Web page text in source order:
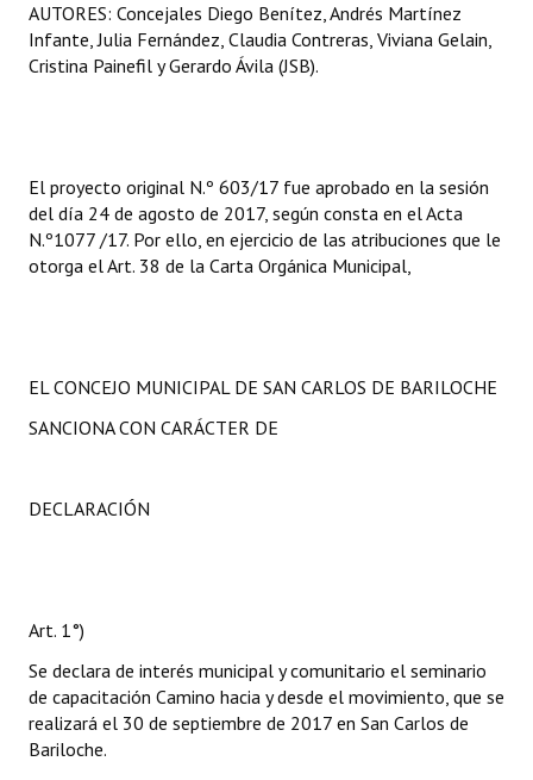
AUTORES: Concejales Diego Benítez, Andrés Martínez
Infante, Julia Fernández, Claudia Contreras, Viviana Gelain,
Cristina Painefil y Gerardo Ávila (JSB).
El proyecto original N.º 603/17 fue aprobado en la sesión
del día 24 de agosto de 2017, según consta en el Acta
N.º1077 /17. Por ello, en ejercicio de las atribuciones que le
otorga el Art. 38 de la Carta Orgánica Municipal,
EL CONCEJO MUNICIPAL DE SAN CARLOS DE BARILOCHE
SANCIONA CON CARÁCTER DE
DECLARACIÓN
Art. 1°)
Se declara de interés municipal y comunitario el seminario
de capacitación Camino hacia y desde el movimiento, que se
realizará el 30 de septiembre de 2017 en San Carlos de
Bariloche.